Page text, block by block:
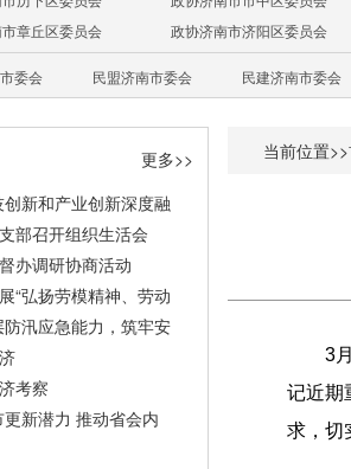
章丘区委员会
政协济南市济阳区委员会
委会 民盟济南市委会 民建济南市委会
更多>>
新和产业创新深度融
部召开组织生活会
办调研协商活动
“弘扬劳模精神、劳动
汛应急能力，筑牢安
考察
新潜力 推动省会内
当前位置>>
3
记近期
求，切